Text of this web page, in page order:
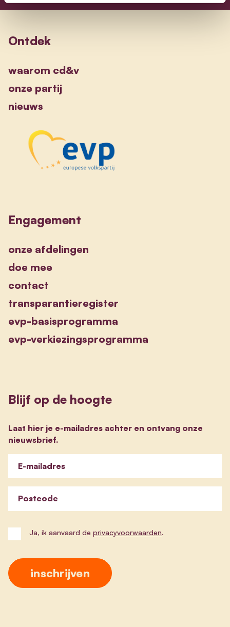
Ontdek
waarom cd&v
onze partij
nieuws
Engagement
onze afdelingen
doe mee
contact
transparantieregister
evp-basisprogramma
evp-verkiezingsprogramma
Blijf op de hoogte
Laat hier je e-mailadres achter en ontvang onze
nieuwsbrief.
E-mailadres
Postcode
Ja, ik aanvaard de privacyvoorwaarden.